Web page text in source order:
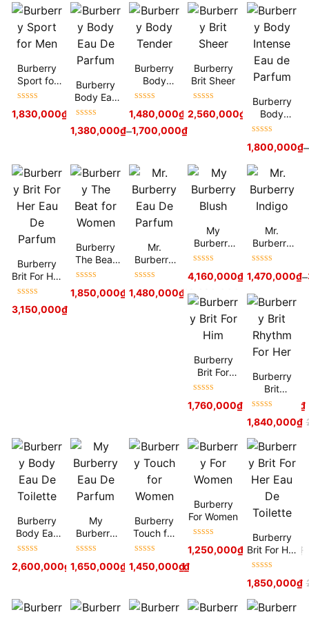
Burberry
Sport for
Men
hạng5sao
1,830,000₫
Burberry
Body Eau
De Parfum
hạng5sao
1,380,000₫–1,700,000₫
Burberry
Body
Tender
hạng5sao 1,870,000₫
1,480,000₫
Burberry
Brit Sheer
hạng5sao
2,560,000₫
Burberry
Body
Intense
Parfum
hạng5sao
1,800,000₫–
Burberry
Brit For Her
Eau De
hạng5sao
3,150,000₫
Burberry
The Beat
for Women
hạng5sao 2,530,000₫
1,850,000₫
Mr.
Burberry
Eau De
hạng5sao 2,680,000
1,480,000₫
My
Burberry
Blush
hạng5sao
4,160,000₫
Mr.
Burberry
Indigo
hạng5sao
1,470,000₫–
Burberry
Brit For
Him
hạng5sao
1,760,000₫ 2,270,000 ₫
Burberry
Brit
Rhythm
hạng5sao
1,840,000₫
Burberry
Body Eau
De Toilette
hạng5sao
2,600,000₫
My
Burberry
Eau De
hạng5sao
1,650,000₫ –2,850,000₫
Burberry
Touch for
Women
hạng5sao
1,450,000₫
Burberry
For Women
hạng5sao 1,550,000 ₫
1,250,000₫
Burberry
Brit For Her
Eau De
hạng5sao
1,850,000₫